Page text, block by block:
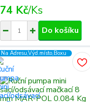
74 Kč/Ks
Do košíku
Na Adresu,Výd.místo,Boxu